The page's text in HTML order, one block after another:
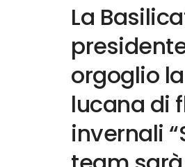
La
orgoglio
lucana di
invernali